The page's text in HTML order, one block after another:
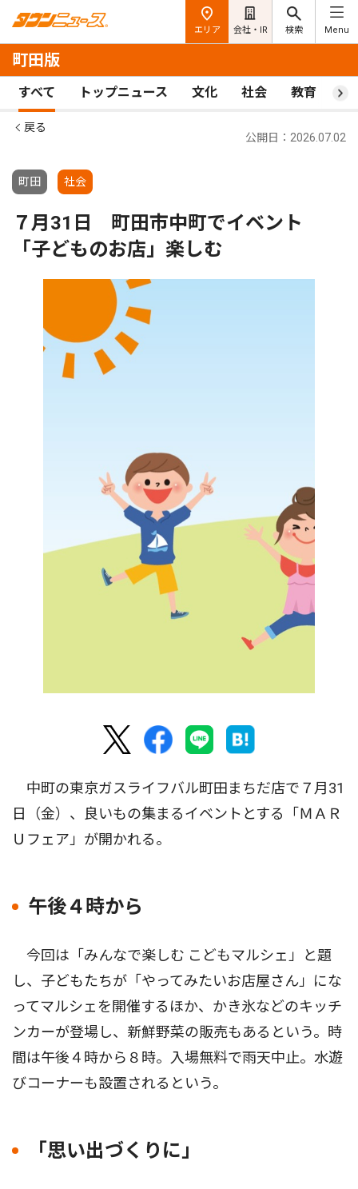
エリア 会社・IR 検索 Menu
町田版
すべて トップニュース 文化 社会 教育 ス
戻る
町田 社会
公開日：2026.07.02
７月31日 町田市中町でイベント
「子どものお店」楽しむ
中町の東京ガスライフバル町田まちだ店で７月31
日（金）、良いもの集まるイベントとする「ＭＡＲ
Ｕフェア」が開かれる。
午後４時から
今回は「みんなで楽しむ こどもマルシェ」と題
し、子どもたちが「やってみたいお店屋さん」にな
ってマルシェを開催するほか、かき氷などのキッチ
ンカーが登場し、新鮮野菜の販売もあるという。時
間は午後４時から８時。入場無料で雨天中止。水遊
びコーナーも設置されるという。
「思い出づくりに」